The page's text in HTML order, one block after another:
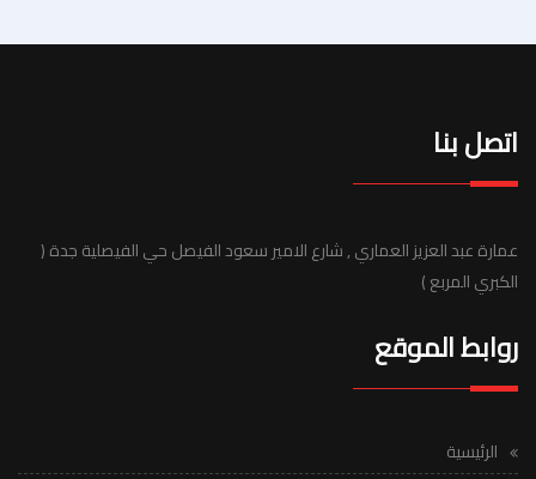
اتصل بنا
عمارة عبد العزيز العماري , شارع الامير سعود الفيصل حي الفيصلية جدة (
الكبري المربع )
روابط الموقع
الرئيسية